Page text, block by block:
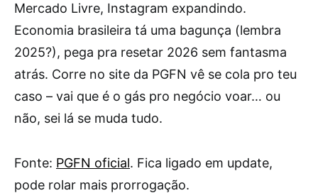
Mercado Livre, Instagram expandindo.
Economia brasileira tá uma bagunça (lembra
2025?), pega pra resetar 2026 sem fantasma
atrás. Corre no site da PGFN vê se cola pro teu
caso – vai que é o gás pro negócio voar… ou
não, sei lá se muda tudo.
Fonte: PGFN oficial. Fica ligado em update,
pode rolar mais prorrogação.